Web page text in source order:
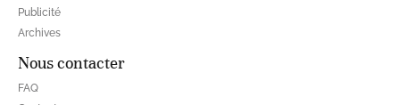
Publicité
Archives
Nous contacter
FAQ